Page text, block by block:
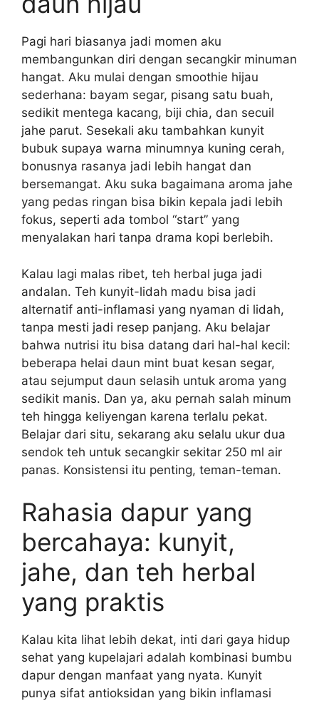
Pagi hari biasanya jadi momen aku
membangunkan diri dengan secangkir minuman
hangat. Aku mulai dengan smoothie hijau
sederhana: bayam segar, pisang satu buah,
sedikit mentega kacang, biji chia, dan secuil
jahe parut. Sesekali aku tambahkan kunyit
bubuk supaya warna minumnya kuning cerah,
bonusnya rasanya jadi lebih hangat dan
bersemangat. Aku suka bagaimana aroma jahe
yang pedas ringan bisa bikin kepala jadi lebih
fokus, seperti ada tombol “start” yang
menyalakan hari tanpa drama kopi berlebih.
Kalau lagi malas ribet, teh herbal juga jadi
andalan. Teh kunyit-lidah madu bisa jadi
alternatif anti-inflamasi yang nyaman di lidah,
tanpa mesti jadi resep panjang. Aku belajar
bahwa nutrisi itu bisa datang dari hal-hal kecil:
beberapa helai daun mint buat kesan segar,
atau sejumput daun selasih untuk aroma yang
sedikit manis. Dan ya, aku pernah salah minum
teh hingga keliyengan karena terlalu pekat.
Belajar dari situ, sekarang aku selalu ukur dua
sendok teh untuk secangkir sekitar 250 ml air
panas. Konsistensi itu penting, teman-teman.
Rahasia dapur yang
bercahaya: kunyit,
jahe, dan teh herbal
yang praktis
Kalau kita lihat lebih dekat, inti dari gaya hidup
sehat yang kupelajari adalah kombinasi bumbu
dapur dengan manfaat yang nyata. Kunyit
punya sifat antioksidan yang bikin inflamasi